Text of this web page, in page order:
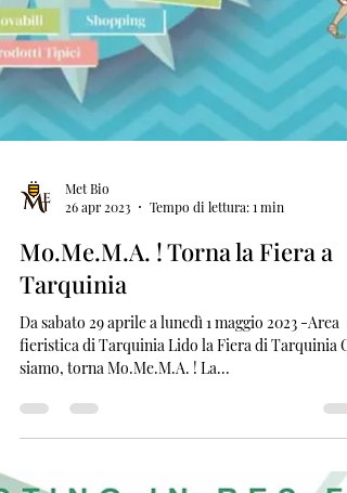
26 apr 2023
Mo.Me.M.A. ! Torna la Fiera a
Tarquinia